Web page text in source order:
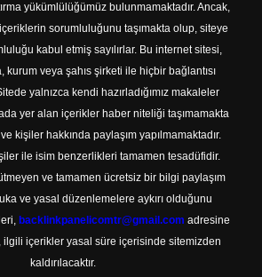
yükümlülüğümüz bulunmamaktadır. Ancak,
sorumluluğunu taşımakta olup, siteye
kabul etmiş sayılırlar. Bu internet sitesi,
kurum veya şahıs şirketi ile hiçbir bağlantısı
yalnızca kendi hazırladığımız makaleler
yer alan içerikler haber niteliği taşımamakta
kişiler hakkında paylaşım yapılmamaktadır.
ile isim benzerlikleri tamamen tesadüfidir.
ve tamamen ücretsiz bir bilgi paylaşım
ve yasal düzenlemelere aykırı olduğunu
backlinkpanelicomtr@gmail.com adresine
içerikler yasal süre içerisinde sitemizden
kaldırılacaktır.